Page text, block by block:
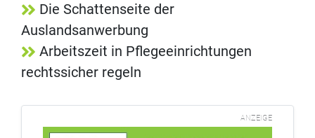
Die Schattenseite der
Auslandsanwerbung
Arbeitszeit in Pflegeeinrichtungen
rechtssicher regeln
ANZEIGE